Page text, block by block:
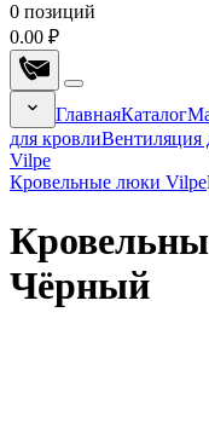
0 позиций
0.00 ₽
ГлавнаяКаталог
для кровлиВентиляция
Vilpe
Кровельные люки Vilpe
Чёрный